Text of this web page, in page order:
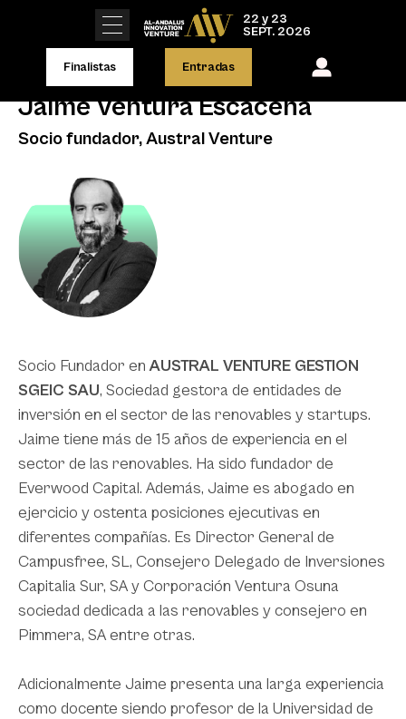
22 y 23
SEPT. 2026
Finalistas Entradas
Jaime Ventura Escacena
Socio fundador, Austral Venture
Socio Fundador enAUSTRAL VENTURE GESTION
SGEIC SAU, Sociedad gestora de entidades de
inversión en el sector de las renovables y startups.
Jaime tiene más de 15 años de experiencia en el
sector de las renovables. Ha sido fundador de
Everwood Capital. Además, Jaime es abogado en
ejercicio y ostenta posiciones ejecutivas en
diferentes compañías. Es Director General de
Campusfree, SL, Consejero Delegado de Inversiones
Capitalia Sur, SA y Corporación Ventura Osuna
sociedad dedicada a las renovables y consejero en
Pimmera, SA entre otras.
Adicionalmente Jaime presenta una larga experiencia
como docente siendo profesor de la Universidad de